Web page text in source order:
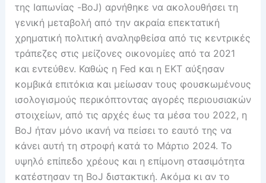
της Ιαπωνίας -BoJ) αρνήθηκε να ακολουθήσει τη
γενική μεταβολή από την ακραία επεκτατική
χρηματική πολιτική αναληφθείσα από τις κεντρικές
τράπεζες στις μείζονες οικονομίες από τα 2021
και εντεύθεν. Καθώς η Fed και η ΕΚT αύξησαν
κομβικά επιτόκια και μείωσαν τους φουσκωμένους
ισολογισμούς περικόπτοντας αγορές περιουσιακών
στοιχείων, από τις αρχές έως τα μέσα του 2022, η
ΒoJ ήταν μόνο ικανή να πείσει το εαυτό της να
κάνει αυτή τη στροφή κατά το Μάρτιο 2024. Το
υψηλό επίπεδο χρέους και η επίμονη στασιμότητα
κατέστησαν τη BoJ διστακτική. Ακόμα κι αν το